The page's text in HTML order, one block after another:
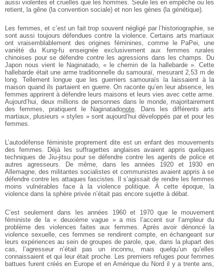
aussi violentes et cruelles que les hommes. Seule les en empêche ou les
retient, la gêne (la convention sociale) et non les gènes (la génétique).
Les femmes, et c’est un fait trop souvent négligé par l’historiographie, se
sont aussi toujours défendues contre la violence. Certains arts martiaux
ont vraisemblablement des origines féminines, comme le PaPei, une
variété du Kung-fu enseignée exclusivement aux femmes rurales
chinoises pour se défendre contre les agressions dans les champs. Du
Japon nous vient le Naginatado, « le chemin de la hallebarde ». Cette
hallebarde était une arme traditionnelle du samouraï, mesurant 2,53 m de
long. Tellement longue que les guerriers samouraïs la laissaient à la
maison quand ils partaient en guerre. On raconte qu’en leur absence, les
femmes apprirent à défendre leurs maisons et leurs vies avec cette arme.
Aujourd’hui, deux millions de personnes dans le monde, majoritairement
des femmes, pratiquent le Naginatadonote. Dans les différents arts
martiaux, plusieurs « styles » sont aujourd’hui développés par et pour les
femmes.
L’autodéfense féministe proprement dite est un enfant des mouvements
des femmes. Déjà les suffragettes anglaises avaient appris quelques
techniques de Jiu-jitsu pour se défendre contre les agents de police et
autres agresseurs. De même, dans les années 1920 et 1930 en
Allemagne, des militantes socialistes et communistes avaient appris à se
défendre contre les attaques fascistes. Il s’agissait de rendre les femmes
moins vulnérables face à la violence politique. À cette époque, la
violence dans la sphère privée n’était pas encore sujette à débat.
C’est seulement dans les années 1960 et 1970 que le mouvement
féministe de la « deuxième vague » a mis l’accent sur l’ampleur du
problème des violences faites aux femmes. Après avoir dénoncé la
violence sexuelle, ces femmes se rendirent compte, en échangeant sur
leurs expériences au sein de groupes de parole, que, dans la plupart des
cas, l’agresseur n’était pas un inconnu, mais quelqu’un qu’elles
connaissaient et qui leur était proche. Les premiers refuges pour femmes
battues furent créés en Europe et en Amérique du Nord il y a trente ans,